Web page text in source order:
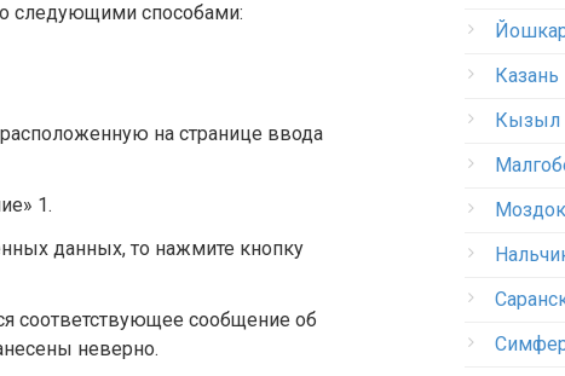
следующими способами:
на странице ввода
1.
данных, то нажмите кнопку
соответствующее сообщение об
неверно.
Казань
Кызыл
Моздок